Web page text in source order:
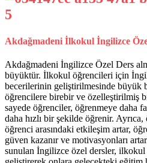
Akdağmadeni İlkokul İngilizce
Akdağmadeni İngilizce Özel Ders
büyüktür. İlkokul öğrencileri için
becerilerinin geliştirilmesinde büyük
öğrencilere birebir ve özelleştirilmiş
sayede öğrenciler, öğrenmeye daha
daha hızlı bir şekilde öğrenir.
öğrenci arasındaki etkileşim artar,
güven kazanır ve motivasyonları
sunulan İngilizce özel dersler,